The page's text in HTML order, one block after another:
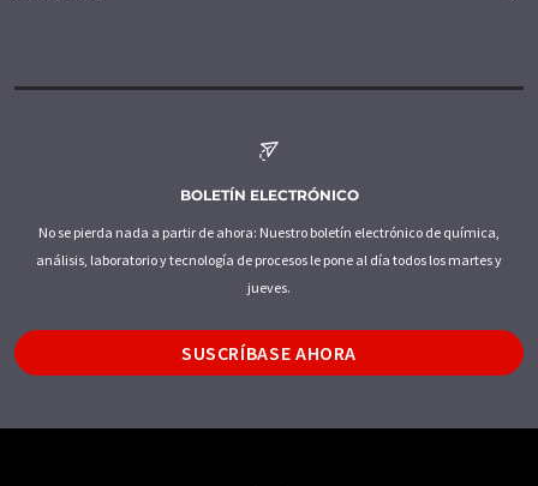
BOLETÍN ELECTRÓNICO
No se pierda nada a partir de ahora: Nuestro boletín electrónico de química,
análisis, laboratorio y tecnología de procesos le pone al día todos los martes y
jueves.
SUSCRÍBASE AHORA